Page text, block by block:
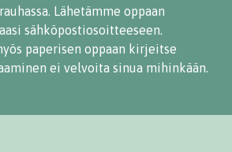
Lähetämme oppaan
sähköpostiosoitteeseen.
paperisen oppaan kirjeitse
ei velvoita sinua mihinkään.